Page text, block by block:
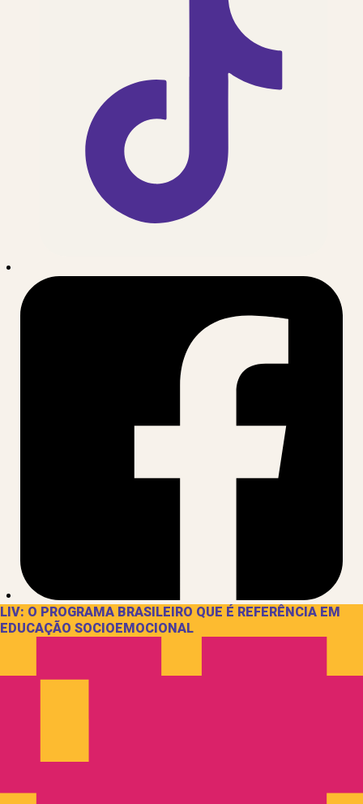
LIV: O PROGRAMA BRASILEIRO QUE É REFERÊNCIA EM
EDUCAÇÃO SOCIOEMOCIONAL